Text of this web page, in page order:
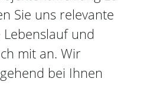
Sie uns relevante
und
mit an. Wir
bei Ihnen